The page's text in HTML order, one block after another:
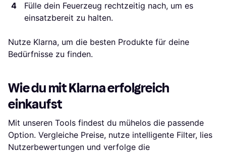
Fülle dein Feuerzeug rechtzeitig nach, um es
einsatzbereit zu halten.
Nutze Klarna, um die besten Produkte für deine
Bedürfnisse zu finden.
Wie du mit Klarna erfolgreich
einkaufst
Mit unseren Tools findest du mühelos die passende
Option. Vergleiche Preise, nutze intelligente Filter, lies
Nutzerbewertungen und verfolge die